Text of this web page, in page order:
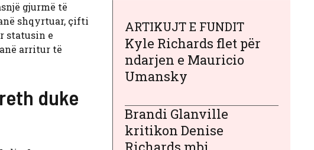
gjurmë të
shqyrtuar, çifti
statusin e
arritur të
duke
ARTIKUJT E FUNDIT
Kyle Richards flet për
ndarjen e Mauricio
Umansky
Brandi Glanville
kritikon Denise